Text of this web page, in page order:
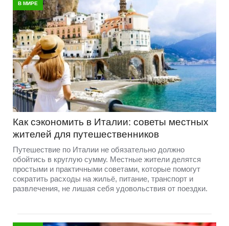
В МИРЕ
Как сэкономить в Италии: советы местных
жителей для путешественников
Путешествие по Италии не обязательно должно
обойтись в круглую сумму. Местные жители делятся
простыми и практичными советами, которые помогут
сократить расходы на жильё, питание, транспорт и
развлечения, не лишая себя удовольствия от поездки.